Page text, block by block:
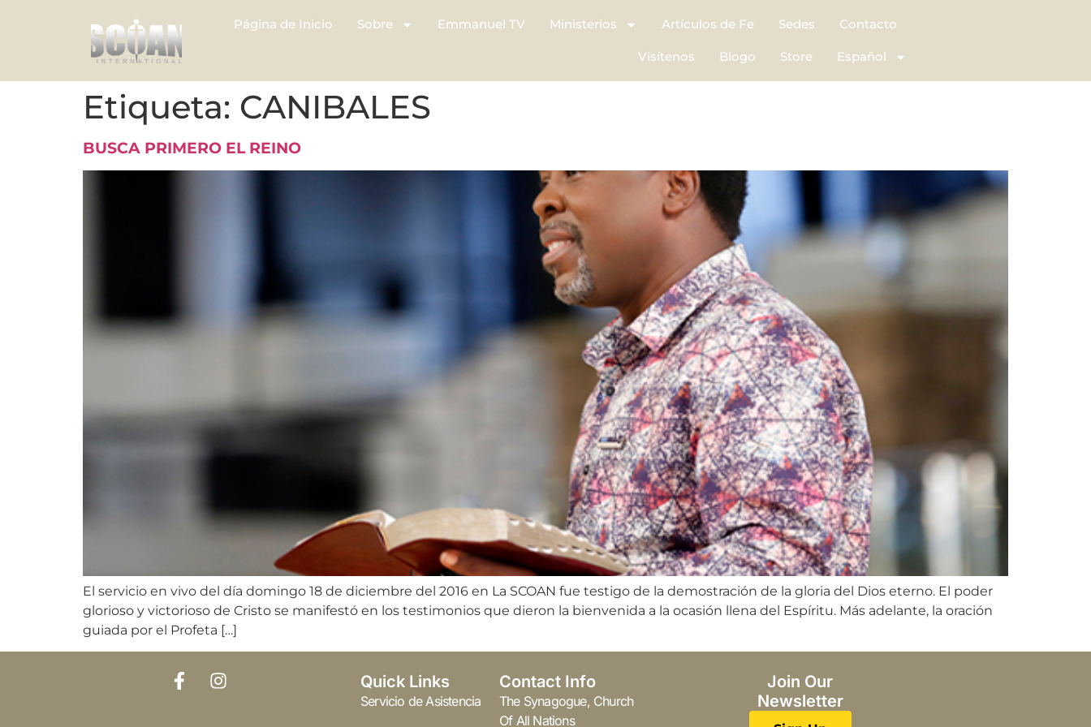
Página de Inicio Sobre Emmanuel TV Ministerios Artículos de Fe Sedes Contacto
Visítenos Blogo Store Español
Etiqueta: CANIBALES
BUSCA PRIMERO EL REINO
El servicio en vivo del día domingo 18 de diciembre del 2016 en La SCOAN fue testigo de la demostración de la gloria del Dios eterno. El poder
glorioso y victorioso de Cristo se manifestó en los testimonios que dieron la bienvenida a la ocasión llena del Espíritu. Más adelante, la oración
guiada por el Profeta […]
Quick Links
Servicio de Asistencia
Contact Info
The Synagogue, Church
Of All Nations
Join Our
Newsletter